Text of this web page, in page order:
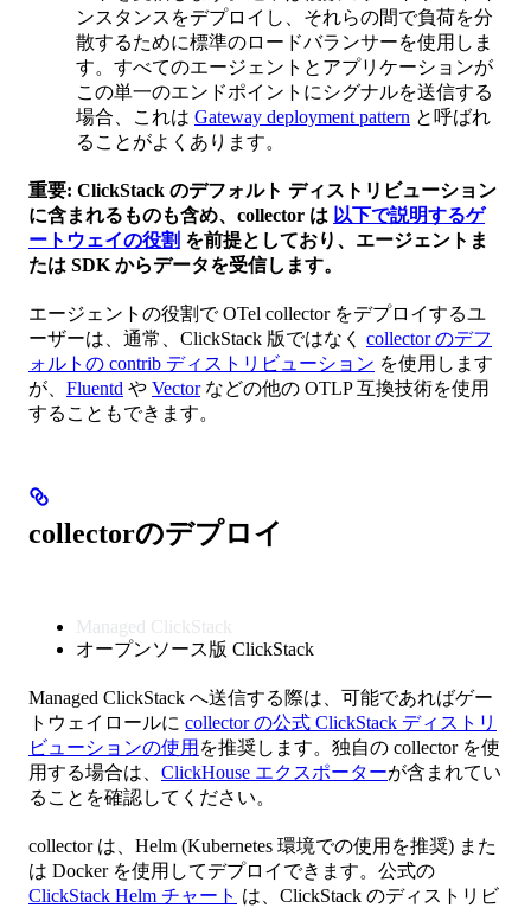
ンスタンスをデプロイし、それらの間で負荷を分
散するために標準のロードバランサーを使用しま
す。すべてのエージェントとアプリケーションが
この単一のエンドポイントにシグナルを送信する
場合、これは Gateway deployment pattern と呼ばれ
ることがよくあります。
重要: ClickStack のデフォルト ディストリビューション
に含まれるものも含め、collector は 以下で説明するゲ
ートウェイの役割 を前提としており、エージェントま
たは SDK からデータを受信します。
エージェントの役割で OTel collector をデプロイするユ
ーザーは、通常、ClickStack 版ではなく collector のデフ
ォルトの contrib ディストリビューション を使用します
が、 Fluentd や Vectorなどの他の OTLP 互換技術を使用
することもできます。
collectorのデプロイ
Managed ClickStack
オープンソース版 ClickStack
Managed ClickStack へ送信する際は、可能であればゲー
トウェイロールに collector の公式 ClickStack ディストリ
ビューションの使用 を推奨します。独自の collector を使
用する場合は、 ClickHouse エクスポーターが含まれてい
ることを確認してください。
collector は、Helm (Kubernetes 環境での使用を推奨) また
は Docker を使用してデプロイできます。公式の
ClickStack Helm チャート は、ClickStack のディストリビ